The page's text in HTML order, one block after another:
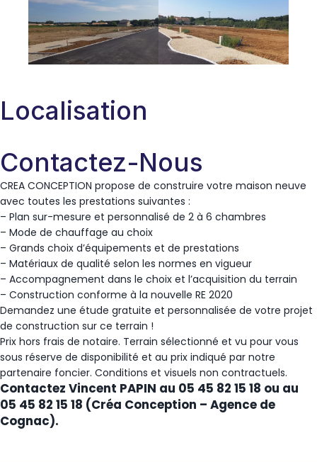
Localisation
Contactez-Nous
CREA CONCEPTION propose de construire votre maison neuve
avec toutes les prestations suivantes :
– Plan sur-mesure et personnalisé de 2 à 6 chambres
– Mode de chauffage au choix
– Grands choix d’équipements et de prestations
– Matériaux de qualité selon les normes en vigueur
– Accompagnement dans le choix et l’acquisition du terrain
– Construction conforme à la nouvelle RE 2020
Demandez une étude gratuite et personnalisée de votre projet
de construction sur ce terrain !
Prix hors frais de notaire. Terrain sélectionné et vu pour vous
sous réserve de disponibilité et au prix indiqué par notre
partenaire foncier. Conditions et visuels non contractuels.
Contactez Vincent PAPIN au 05 45 82 15 18 ou au
05 45 82 15 18 (Créa Conception – Agence de
Cognac).